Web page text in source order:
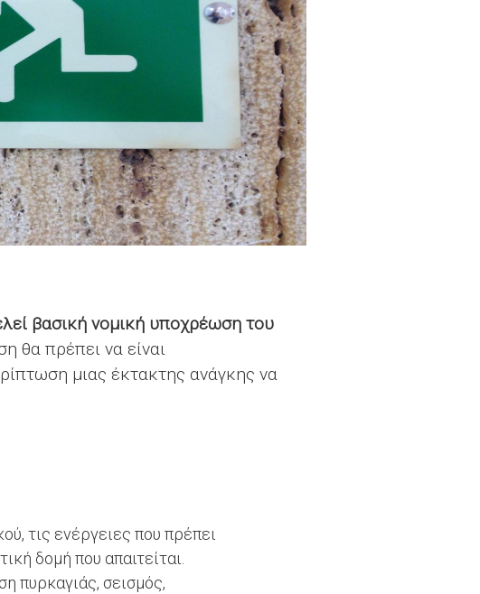
βασική νομική υποχρέωση του
θα πρέπει να είναι
μιας έκτακτης ανάγκης να
τις ενέργειες που πρέπει
δομή που απαιτείται.
πυρκαγιάς, σεισμός,